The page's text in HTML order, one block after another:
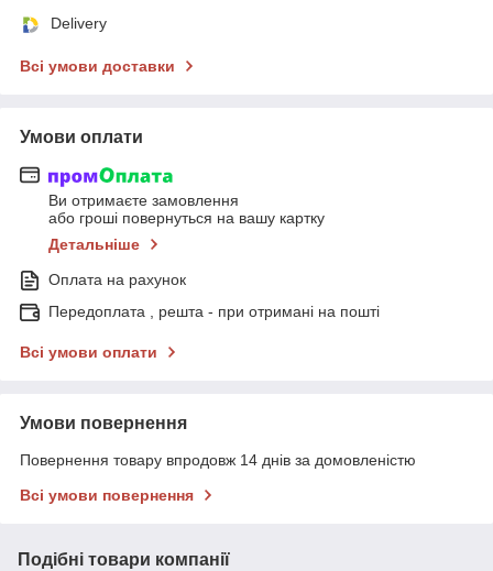
Delivery
Всі умови доставки
Умови оплати
Ви отримаєте замовлення
або гроші повернуться на вашу картку
Детальніше
Оплата на рахунок
Передоплата , решта - при отримані на пошті
Всі умови оплати
Умови повернення
Повернення товару впродовж 14 днів за домовленістю
Всі умови повернення
Подібні товари компанії